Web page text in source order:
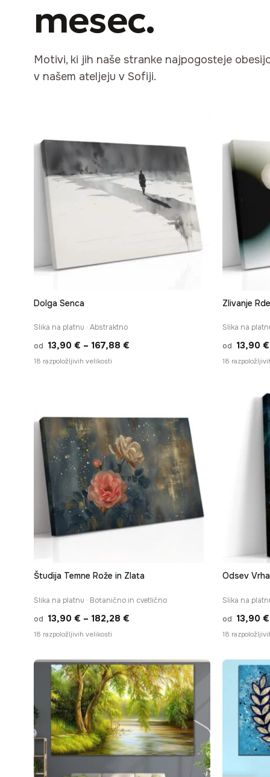
mesec.
Motivi, ki jih naše stranke najpogosteje
v našem ateljeju v Sofiji.
Dolga Senca
Slika na platnu · Abstraktno
od 13,90 € – 167,88 €
167,88 €
18 razpoložljivih velikosti
Zlivanje
Slika na
od 13,90 €
18
Študija Temne Rože in Zlata
Slika na platnu · Botanično in cvetlično
od 13,90 € – 182,28 €
13,90 €
do
182,28 €
18 razpoložljivih velikosti
Odsev
Slika na
od 13,90 €
18